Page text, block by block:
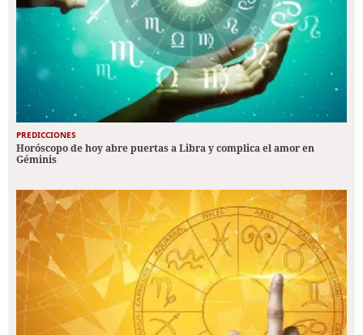
PREDICCIONES
Horóscopo de hoy abre puertas a Libra y complica el amor en
Géminis